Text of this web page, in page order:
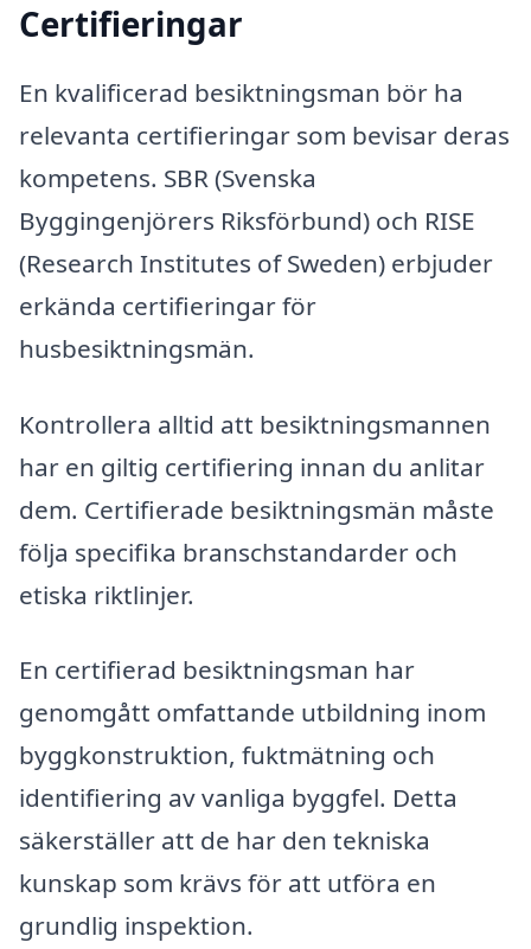
Certifieringar
En kvalificerad besiktningsman bör ha
relevanta certifieringar som bevisar deras
kompetens. SBR (Svenska
Byggingenjörers Riksförbund) och RISE
(Research Institutes of Sweden) erbjuder
erkända certifieringar för
husbesiktningsmän.
Kontrollera alltid att besiktningsmannen
har en giltig certifiering innan du anlitar
dem. Certifierade besiktningsmän måste
följa specifika branschstandarder och
etiska riktlinjer.
En certifierad besiktningsman har
genomgått omfattande utbildning inom
byggkonstruktion, fuktmätning och
identifiering av vanliga byggfel. Detta
säkerställer att de har den tekniska
kunskap som krävs för att utföra en
grundlig inspektion.